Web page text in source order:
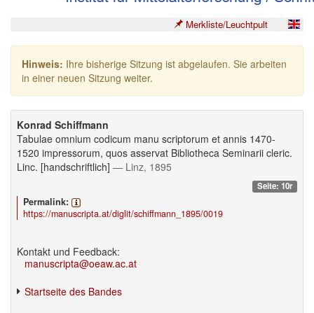
Merkliste/Leuchtpult
Hinweis: Ihre bisherige Sitzung ist abgelaufen. Sie arbeiten
in einer neuen Sitzung weiter.
Konrad Schiffmann
Tabulae omnium codicum manu scriptorum et annis 1470-
1520 impressorum, quos asservat Bibliotheca Seminarii cleric.
Linc. [handschriftlich] — Linz, 1895
Seite: 10r
Permalink:
https://manuscripta.at/diglit/schiffmann_1895/0019
Kontakt und Feedback:
manuscripta@oeaw.ac.at
Startseite des Bandes